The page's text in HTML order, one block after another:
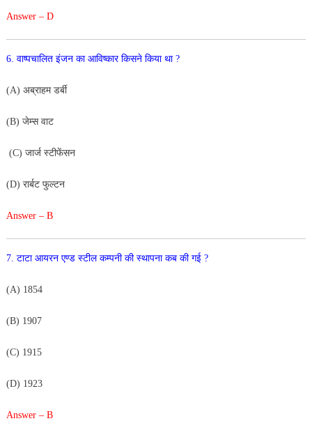
Answer – D
6. वाष्पचालित इंजन का आविष्कार किसने किया था ?
(A) अब्राहम डर्बी
(B) जेम्स वाट
(C) जार्ज स्टीफेंसन
(D) रार्बट फुल्टन
Answer – B
7. टाटा आयरन एण्ड स्टील कम्पनी की स्थापना कब की गई ?
(A) 1854
(B) 1 907
(C) 1915
(D) 1 923
Answer – B